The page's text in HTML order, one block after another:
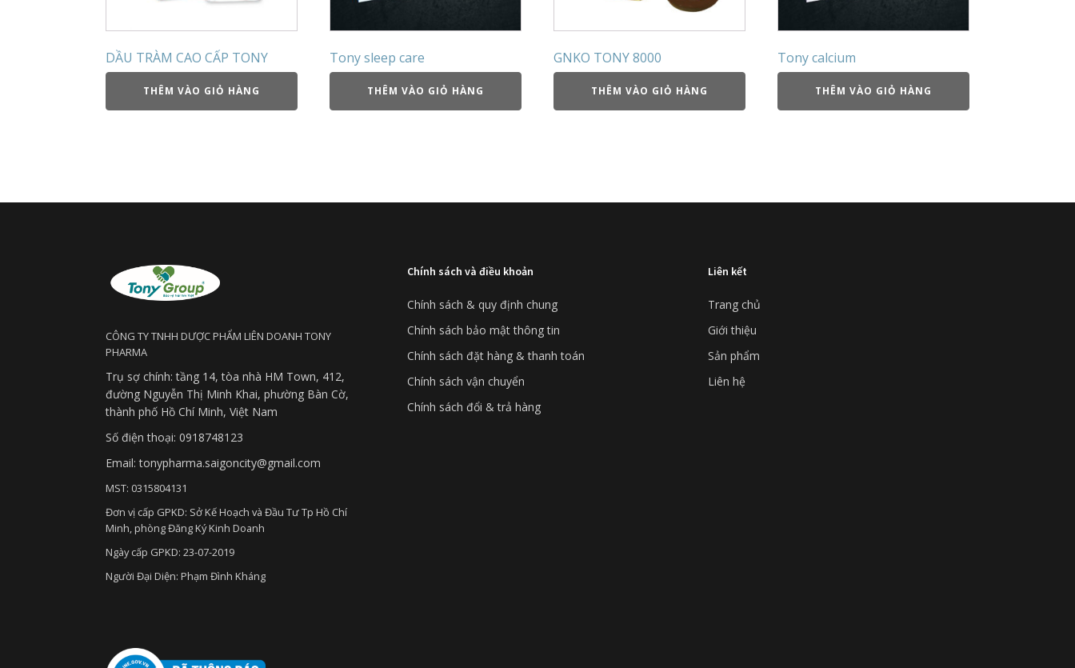
DẦU TRÀM CAO CẤP TONY
THÊM VÀO GIỎ HÀNG
Tony sleep care
THÊM VÀO GIỎ HÀNG
GNKO TONY 8000
THÊM VÀO GIỎ HÀNG
Tony calcium
THÊM VÀO GIỎ HÀNG
CÔNG TY TNHH DƯỢC PHẨM LIÊN DOANH TONY
PHARMA
Trụ sợ chính: tầng 14, tòa nhà HM Town, 412,
đường Nguyễn Thị Minh Khai, phường Bàn Cờ,
thành phố Hồ Chí Minh, Việt Nam
Số điện thoại: 0918748123
Email: tonypharma.saigoncity@gmail.com
MST: 0315804131
Đơn vị cấp GPKD: Sở Kế Hoạch và Đầu Tư Tp Hồ Chí
Minh, phòng Đăng Ký Kinh Doanh
Ngày cấp GPKD: 23-07-2019
Người Đại Diện: Phạm Đình Kháng
Chính sách và điều khoản
Chính sách & quy định chung
Chính sách bảo mật thông tin
Chính sách đặt hàng & thanh toán
Chính sách vận chuyển
Chính sách đổi & trả hàng
Liên kết
Trang chủ
Giới thiệu
Sản phẩm
Liên hệ